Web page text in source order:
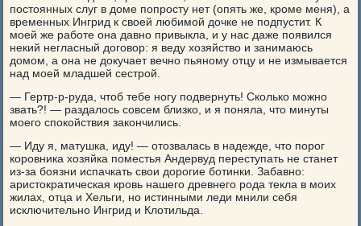
постоянных слуг в доме попросту нет (опять же, кроме меня), а
временных Ингрид к своей любимой дочке не подпустит. К
моей же работе она давно привыкла, и у нас даже появился
некий негласный договор: я веду хозяйство и занимаюсь
домом, а она не докучает вечно пьяному отцу и не измывается
над моей младшей сестрой.
— Гертр-р-руда, чтоб тебе ногу подвернуть! Сколько можно
звать?! — раздалось совсем близко, и я поняла, что минуты
моего спокойствия закончились.
— Иду я, матушка, иду! — отозвалась в надежде, что порог
коровника хозяйка поместья Андервуд переступать не станет
из-за боязни испачкать свои дорогие ботинки. Забавно:
аристократическая кровь нашего древнего рода текла в моих
жилах, отца и Хельги, но истинными леди мнили себя
исключительно Ингрид и Клотильда.